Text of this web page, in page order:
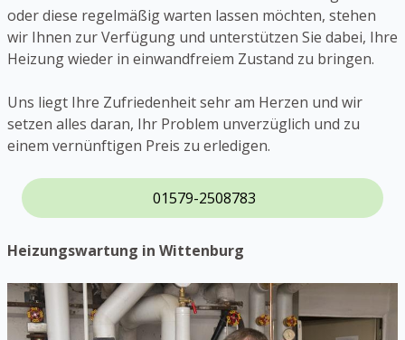
oder diese regelmäßig warten lassen möchten, stehen
wir Ihnen zur Verfügung und unterstützen Sie dabei, Ihre
Heizung wieder in einwandfreiem Zustand zu bringen.
Uns liegt Ihre Zufriedenheit sehr am Herzen und wir
setzen alles daran, Ihr Problem unverzüglich und zu
einem vernünftigen Preis zu erledigen.
01579-2508783
Heizungswartung in Wittenburg